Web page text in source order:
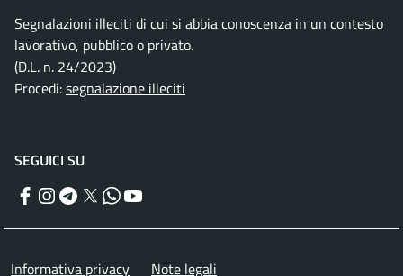
Segnalazioni illeciti di cui si abbia conoscenza in un contesto
lavorativo, pubblico o privato.
(D.L. n. 24/2023)
Procedi:segnalazione illeciti
SEGUICI SU
Facebook
Instagram
Telegram
TwitterWhatsApp
Informativa privacy
Note legali